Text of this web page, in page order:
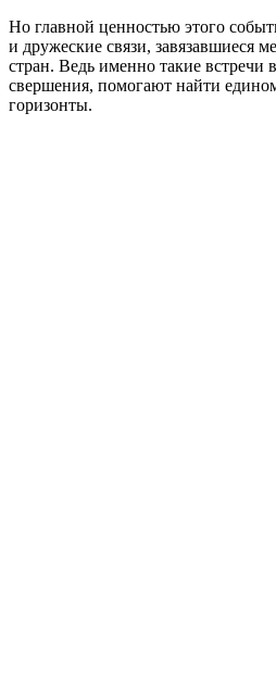
Но главной ценностью этого
и дружеские связи, завязавшиеся
стран. Ведь именно такие встречи
свершения, помогают найти
горизонты.